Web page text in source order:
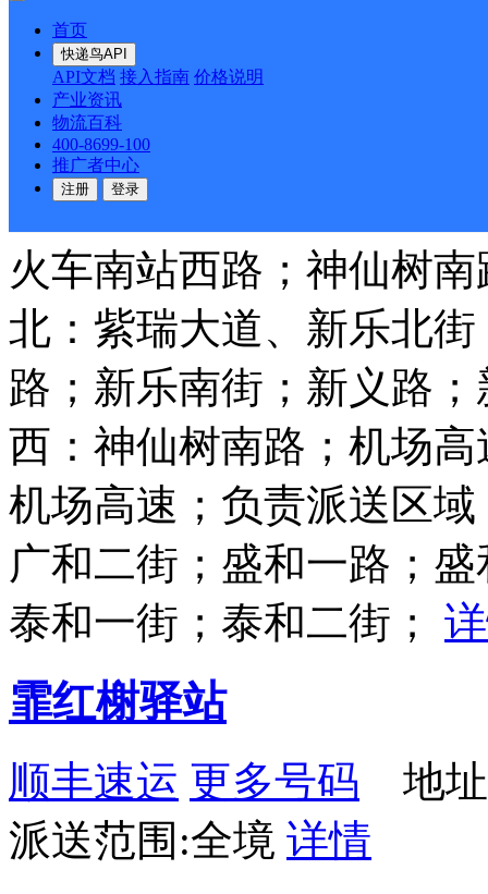
首页
快递鸟API
API文档 接入指南 价格说明
产业资讯
物流百科
400-8699-100
推广者中心
注册 登录
大道；二环路南三段、
巷；神仙树南路；神仙
紫瑞北街；紫荆南路；
街；紫竹东街；紫竹南
火车南站西路；神仙树
北：紫瑞大道、新乐北
路；新乐南街；新义路
西：神仙树南路；机场
机场高速；负责派送区
广和二街；盛和一路；
泰和一街；泰和二街；
霏红榭驿站
顺丰速运 更多号码 地址
派送范围:全境 详情